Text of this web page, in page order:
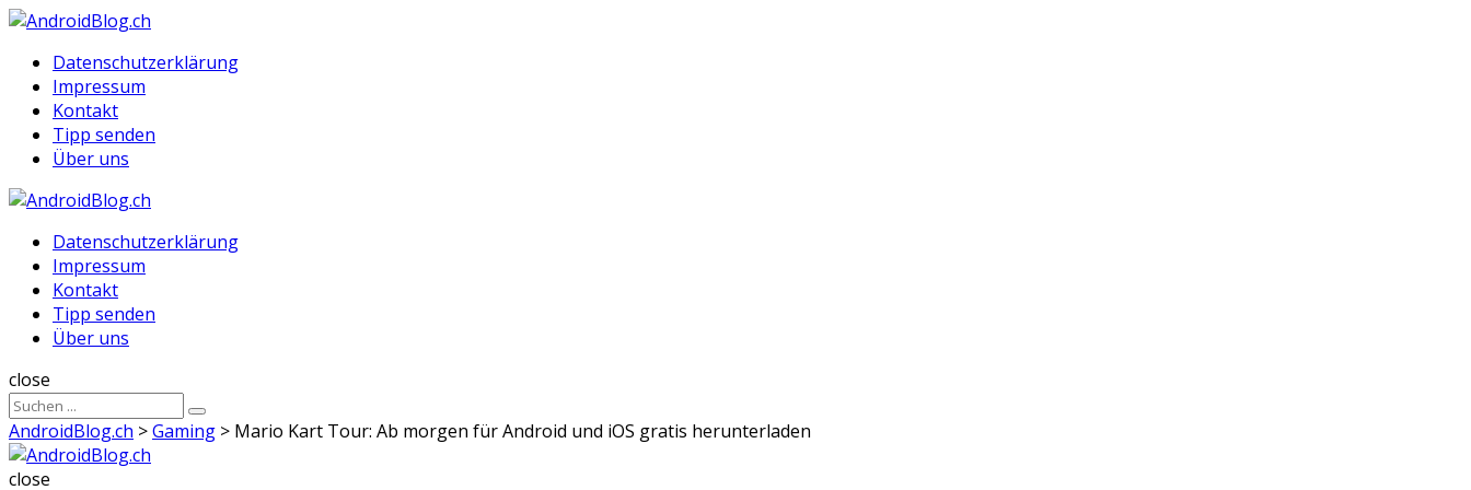
Menu
MenuDatenschutzerklärung
Impressum
Kontakt
Tipp senden
Über uns
Datenschutzerklärung
Impressum
Kontakt
Tipp senden
Über uns
Suche
close
Sucheergebnisse
für
Suche
AndroidBlog.ch >Gaming > Mario Kart Tour: Ab morgen für Android und iOS gratis herunterladen
close